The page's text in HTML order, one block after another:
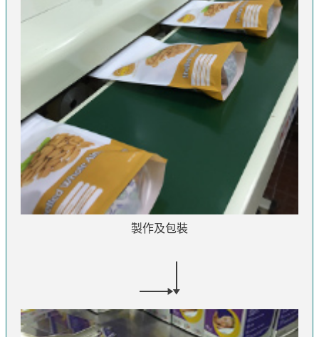
製作及包裝